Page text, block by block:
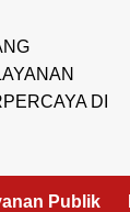
DI
Publik